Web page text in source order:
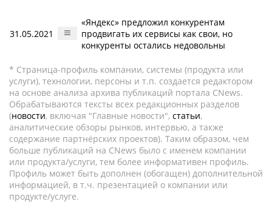
31.05.2021
«Яндекс» предложил конкурентам
продвигать их сервисы как свои, но
конкуренты остались недовольны
* Страница-профиль компании, системы (продукта или
услуги), технологии, персоны и т.п. создается редактором
на основе анализа архива публикаций портала CNews.
Обрабатываются тексты всех редакционных разделов
(новости, включая "Главные новости", статьи,
аналитические обзоры рынков, интервью, а также
содержание партнёрских проектов). Таким образом, чем
больше публикаций на CNews было с именем компании
или продукта/услуги, тем более информативен профиль.
Профиль может быть дополнен (обогащен) дополнительной
информацией, в т.ч. презентацией о компании или
продукте/услуге.